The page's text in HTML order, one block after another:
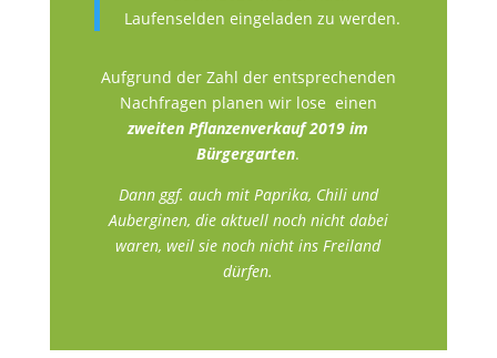
Laufenselden eingeladen zu werden.
Aufgrund der Zahl der entsprechenden
Nachfragen planen wir lose einen
zweiten Pflanzenverkauf 2019 im
Bürgergarten.
Dann ggf. auch mit Paprika, Chili und
Auberginen, die aktuell noch nicht dabei
waren, weil sie noch nicht ins Freiland
dürfen.